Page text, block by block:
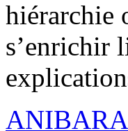
hiérarchie
s’enrichir
ANIBARA